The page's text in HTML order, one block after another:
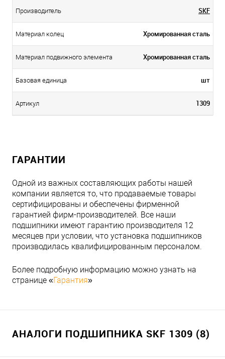
Производитель SKF
Материал колец Хромированная сталь
Материал подвижного элемента Хромированная сталь
Базовая единица шт
Артикул 1309
ГАРАНТИИ
Одной из важных составляющих работы нашей
компании является то, что продаваемые товары
сертифицированы и обеспечены фирменной
гарантией фирм-производителей. Все наши
подшипники имеют гарантию производителя 12
месяцев при условии, что установка подшипников
производилась квалифицированным персоналом.
Более подробную информацию можно узнать на
странице «Гарантия»
АНАЛОГИ ПОДШИПНИКА SKF 1309 (8)